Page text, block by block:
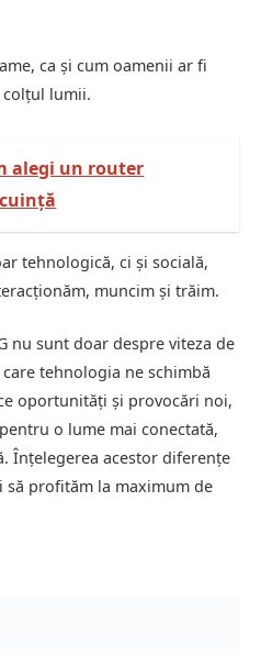
ca și cum oamenii ar fi
lumii.
alegi un router
tehnologică, ci și socială,
muncim și trăim.
nu sunt doar despre viteza de
tehnologia ne schimbă
oportunități și provocări noi,
o lume mai conectată,
Înțelegerea acestor diferențe
să profităm la maximum de